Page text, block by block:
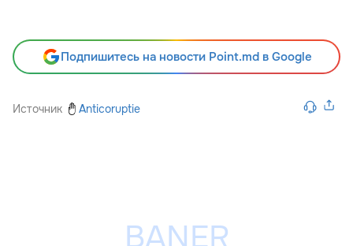
Подпишитесь на новости Point.md в Google
Источник Anticoruptie